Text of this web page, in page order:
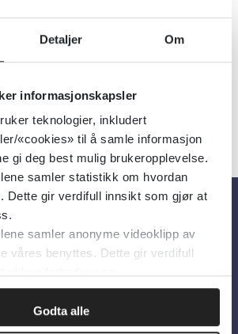
Detaljer Om
informasjonskapsler
teknologier, inkludert
«cookies» til å samle informasjon
gi deg best mulig brukeropplevelse.
samler statistikk om hvordan
Dette gir verdifull innsikt som gjør at
samler anonyme videoklipp av
våres benyttes. Dette gir verdifull
Godta alle
Hospital
informasjonskapsler